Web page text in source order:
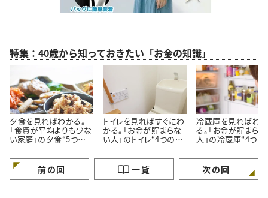
特集：40歳から知っておきたい「お金の知識」
夕食を見ればわかる。
「食費が平均よりも少な
い家庭」の夕食“5つの
トイレを見ればすぐにわ
かる。「お金が貯まらな
い人」のトイレ“4つの特
冷蔵庫を見ればわか
る。「お金が貯まら
人」の冷蔵庫“4つの
前の回 一覧 次の回